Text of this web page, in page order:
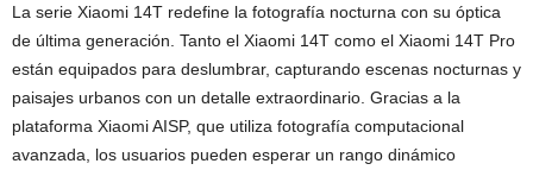
La serie Xiaomi 14T redefine la fotografía nocturna con su óptica
de última generación. Tanto el Xiaomi 14T como el Xiaomi 14T Pro
están equipados para deslumbrar, capturando escenas nocturnas y
paisajes urbanos con un detalle extraordinario. Gracias a la
plataforma Xiaomi AISP, que utiliza fotografía computacional
avanzada, los usuarios pueden esperar un rango dinámico